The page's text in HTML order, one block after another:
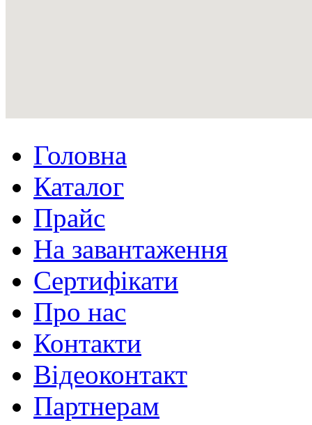
Головна
Каталог
Прайс
На завантаження
Сертифікати
Про нас
Контакти
Відеоконтакт
Партнерам